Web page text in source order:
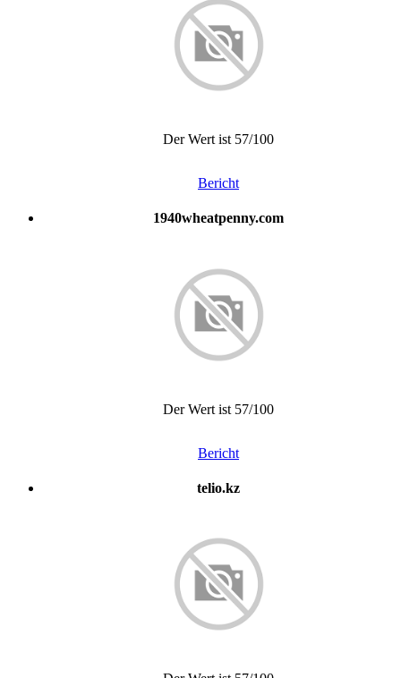
Der Wert ist 57/100
Bericht
1940wheatpenny.com
Der Wert ist 57/100
Bericht
telio.kz